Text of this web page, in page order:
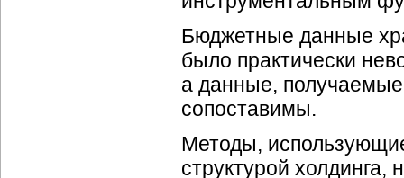
Бюджетные данные
было практически
а данные,
сопоставимы.
Методы,
структурой холдинга,